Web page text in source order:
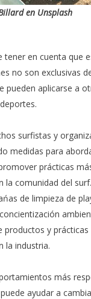
en Unsplash
tener en cuenta que
no son exclusivas
pueden aplicarse a
surfistas y
medidas para
prácticas
la comunidad del
de limpieza de
productos y prácticas
la industria.
más
ayudar a